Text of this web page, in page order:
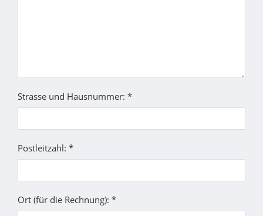
Strasse und Hausnummer: *
Postleitzahl: *
Ort (für die Rechnung): *